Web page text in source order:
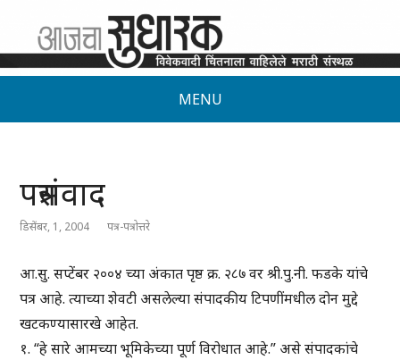
MENU
पत्रसंवाद
डिसेंबर, 1, 2004 पत्र-पत्रोत्तरे
आ.सु. सप्टेंबर २००४ च्या अंकात पृष्ठ क्र. २८७ वर श्री.पु.नी. फडके यांचे
पत्र आहे. त्याच्या शेवटी असलेल्या संपादकीय टिपणींमधील दोन मुद्दे
खटकण्यासारखे आहेत.
१. “हे सारे आमच्या भूमिकेच्या पूर्ण विरोधात आहे.” असे संपादकांचे